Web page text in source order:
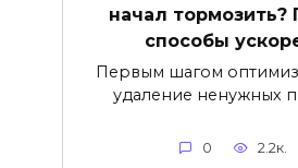
начал тормозить?
способы
Первым шагом
удаление ненужных
0 2.2к.